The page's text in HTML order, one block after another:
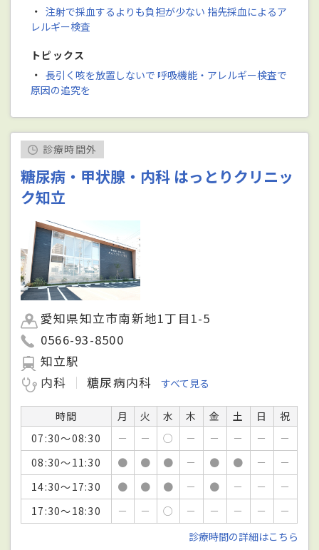
・ 注射で採血するよりも負担が少ない 指先採血によるア
レルギー検査
トピックス
・ 長引く咳を放置しないで 呼吸機能・アレルギー検査で
原因の追究を
診療時間外
糖尿病・甲状腺・内科 はっとりクリニッ
ク知立
愛知県知立市南新地1丁目1-5
0566-93-8500
知立駅
内科
糖尿病内科 すべて見る
時間 月 火 水 木 金 土 日
祝
07:30～08:30
－ － ○ － － － －
－
08:30～11:30
● ● ● － ● ● －
－
14:30～17:30
● ● ● － ● － －
－
17:30～18:30
－ － ○ － － － －
－
診療時間の詳細はこちら